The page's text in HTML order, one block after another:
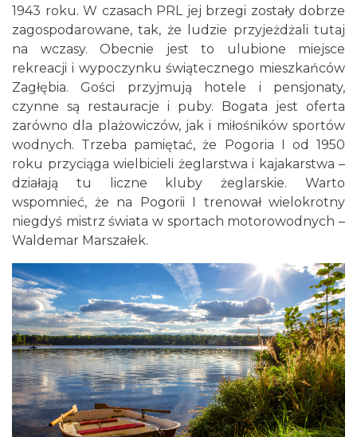
1943 roku. W czasach PRL jej brzegi zostały dobrze
zagospodarowane, tak, że ludzie przyjeżdżali tutaj
na wczasy. Obecnie jest to ulubione miejsce
rekreacji i wypoczynku świątecznego mieszkańców
Zagłębia. Gości przyjmują hotele i pensjonaty,
czynne są restauracje i puby. Bogata jest oferta
zarówno dla plażowiczów, jak i miłośników sportów
wodnych. Trzeba pamiętać, że Pogoria I od 1950
roku przyciąga wielbicieli żeglarstwa i kajakarstwa –
działają tu liczne kluby żeglarskie. Warto
wspomnieć, że na Pogorii I trenował wielokrotny
niegdyś mistrz świata w sportach motorowodnych –
Waldemar Marszałek.